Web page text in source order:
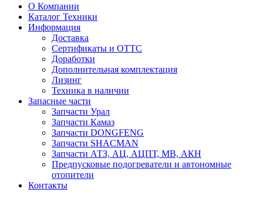
О Компании
Каталог Техники
Информация
Доставка
Сертификаты и ОТТС
Доработки
Дополнительная комплектация
Лизинг
Техника в наличии
Запасные части
Запчасти Урал
Запчасти Камаз
Запчасти DONGFENG
Запчасти SHACMAN
Запчасти АТЗ, АЦ, АЦПТ, МВ, АКН
Предпусковые подогреватели и автономные
отопители
Контакты